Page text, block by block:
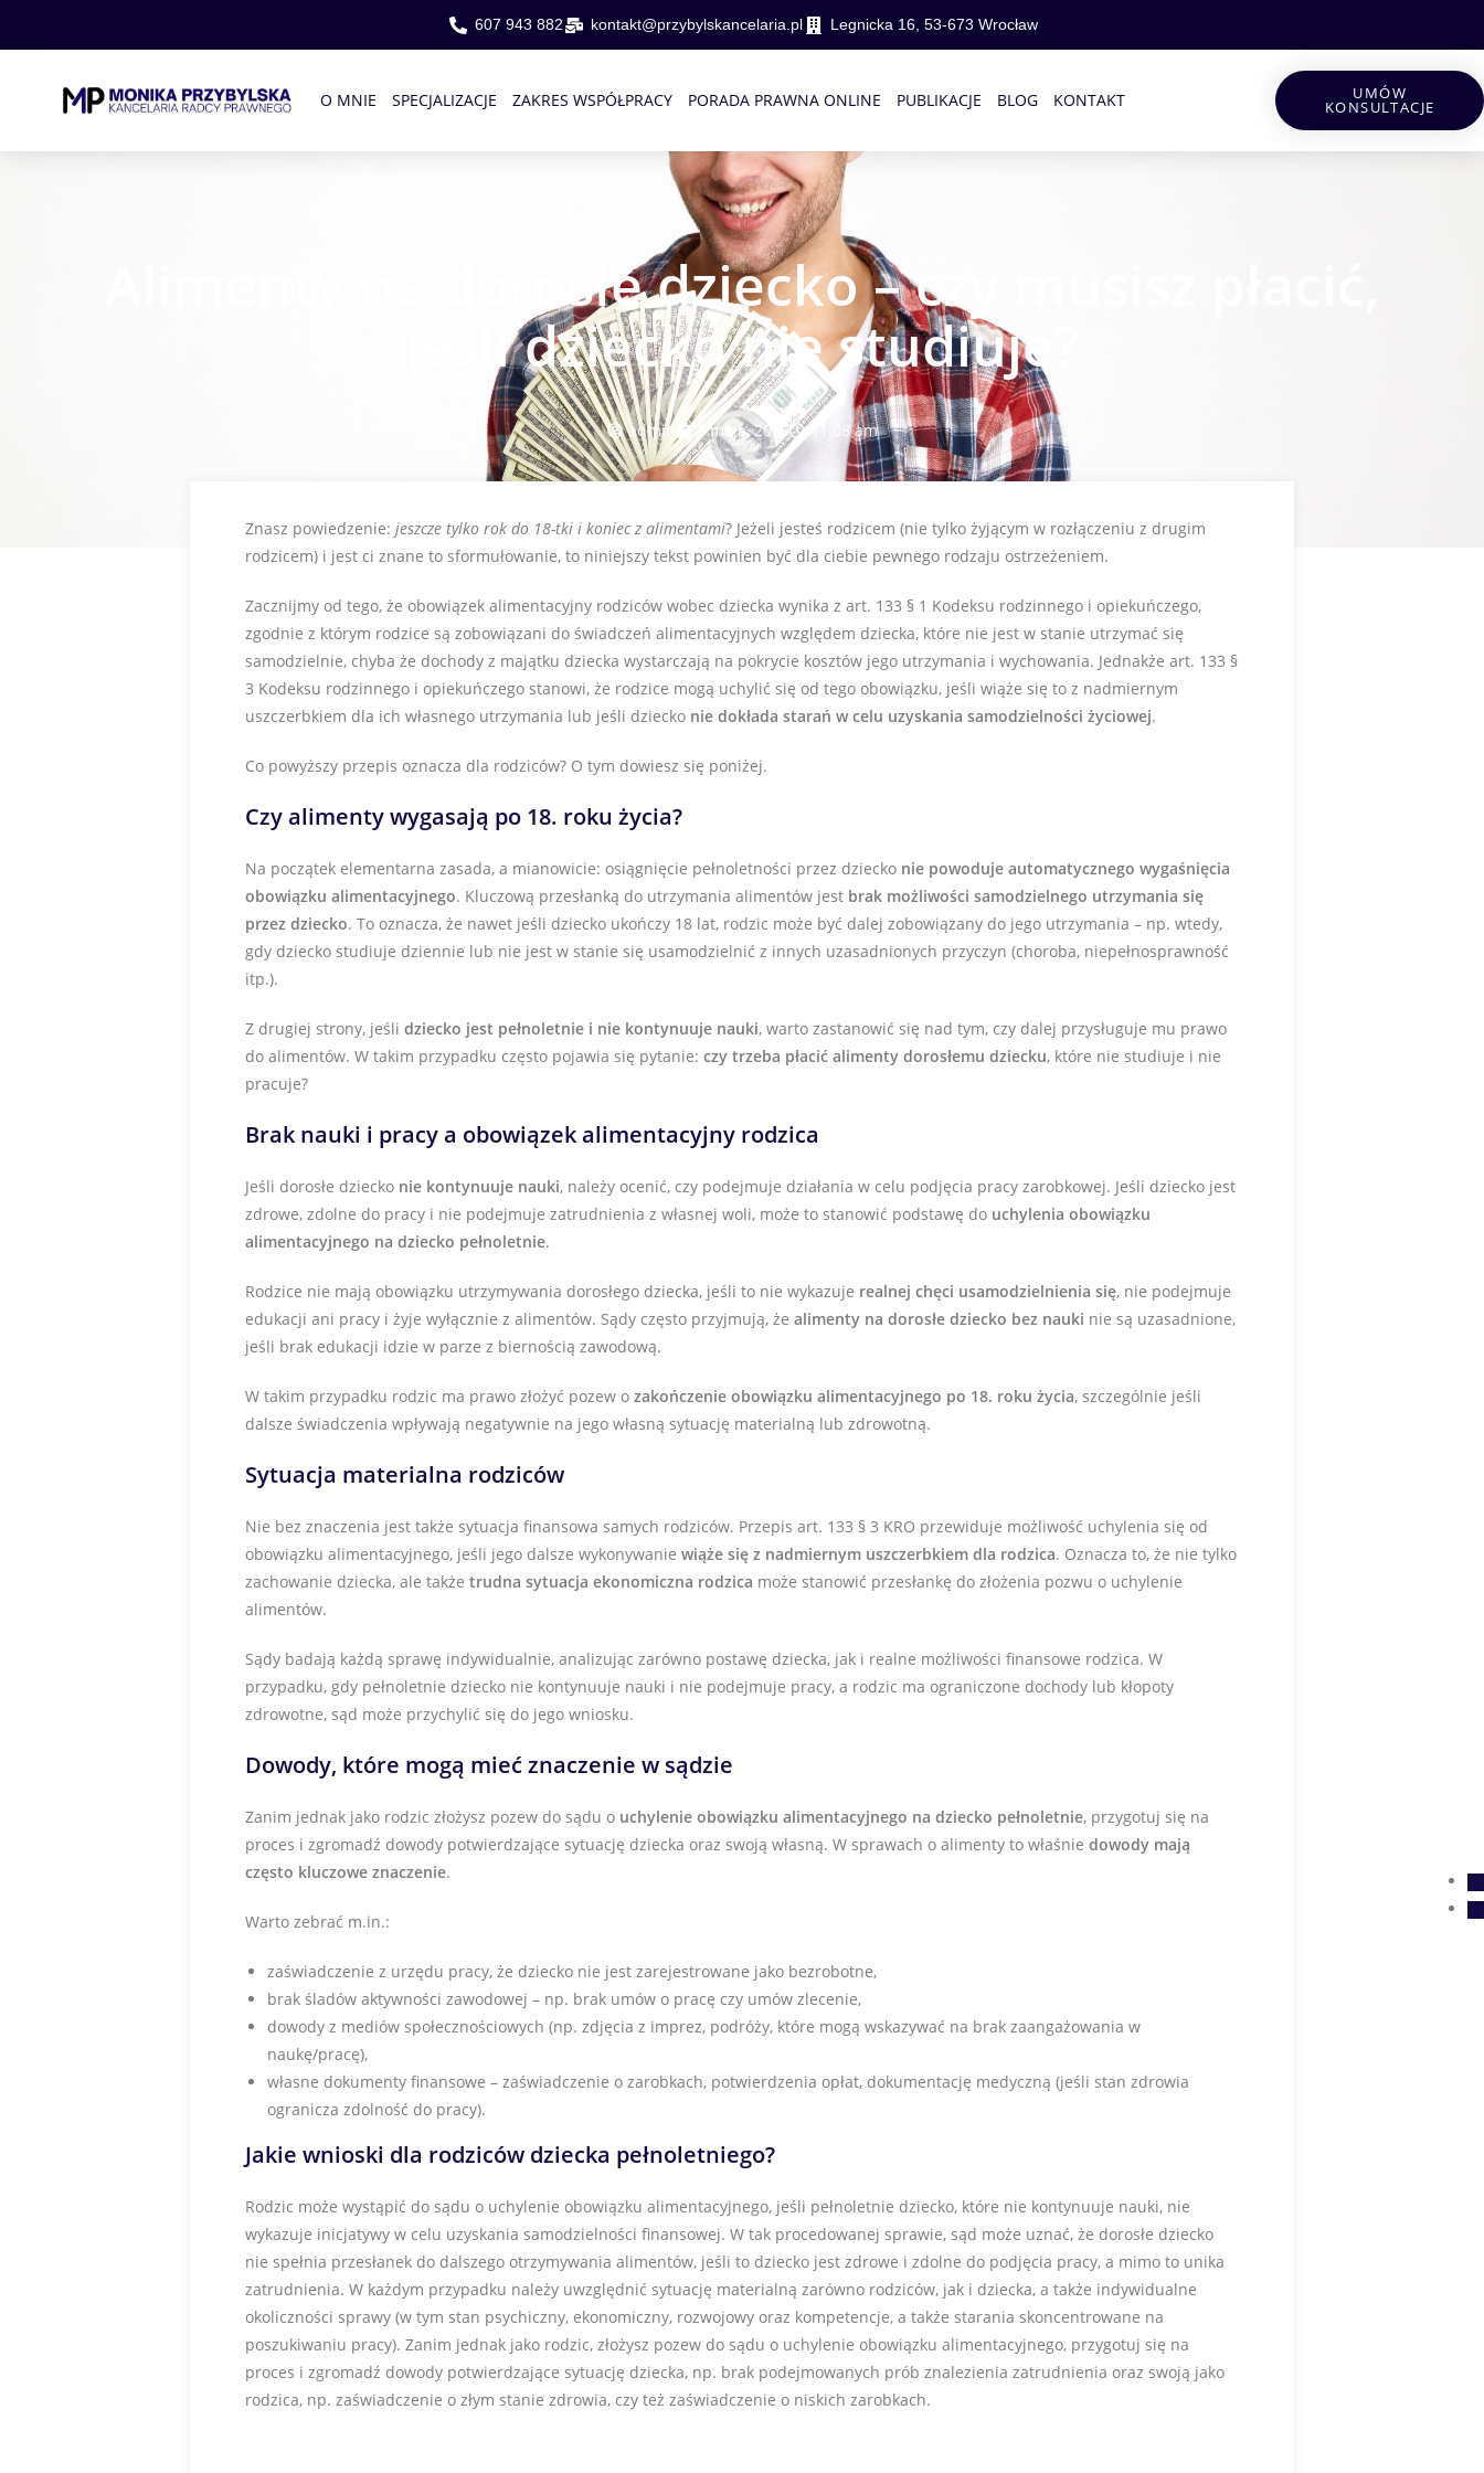
607 943 882 kontakt@przybylskancelaria.pl Legnicka 16, 53-673 Wrocław
O MNIE SPECJALIZACJE ZAKRES WSPÓŁPRACY PORADA PRAWNA ONLINE PUBLIKACJE BLOG KONTAKT UMÓW
KONSULTACJE
Alimenty na dorosłe dziecko – czy musisz płacić,
jeśli dziecko nie studiuje?
admin 7 maja, 2025 11:08 am
Znasz powiedzenie: jeszcze tylko rok do 18-tki i koniec z alimentami? Jeżeli jesteś rodzicem (nie tylko żyjącym w rozłączeniu z drugim
rodzicem) i jest ci znane to sformułowanie, to niniejszy tekst powinien być dla ciebie pewnego rodzaju ostrzeżeniem.
Zacznijmy od tego, że obowiązek alimentacyjny rodziców wobec dziecka wynika z art. 133 § 1 Kodeksu rodzinnego i opiekuńczego,
zgodnie z którym rodzice są zobowiązani do świadczeń alimentacyjnych względem dziecka, które nie jest w stanie utrzymać się
samodzielnie, chyba że dochody z majątku dziecka wystarczają na pokrycie kosztów jego utrzymania i wychowania. Jednakże art. 133 §
3 Kodeksu rodzinnego i opiekuńczego stanowi, że rodzice mogą uchylić się od tego obowiązku, jeśli wiąże się to z nadmiernym
uszczerbkiem dla ich własnego utrzymania lub jeśli dziecko nie dokłada starań w celu uzyskania samodzielności życiowej.
Co powyższy przepis oznacza dla rodziców? O tym dowiesz się poniżej.
Czy alimenty wygasają po 18. roku życia?
Na początek elementarna zasada, a mianowicie: osiągnięcie pełnoletności przez dziecko nie powoduje automatycznego wygaśnięcia
obowiązku alimentacyjnego. Kluczową przesłanką do utrzymania alimentów jest brak możliwości samodzielnego utrzymania się
przez dziecko. To oznacza, że nawet jeśli dziecko ukończy 18 lat, rodzic może być dalej zobowiązany do jego utrzymania – np. wtedy,
gdy dziecko studiuje dziennie lub nie jest w stanie się usamodzielnić z innych uzasadnionych przyczyn (choroba, niepełnosprawność
itp.).
Z drugiej strony, jeśli dziecko jest pełnoletnie i nie kontynuuje nauki, warto zastanowić się nad tym, czy dalej przysługuje mu prawo
do alimentów. W takim przypadku często pojawia się pytanie: czy trzeba płacić alimenty dorosłemu dziecku, które nie studiuje i nie
pracuje?
Brak nauki i pracy a obowiązek alimentacyjny rodzica
Jeśli dorosłe dziecko nie kontynuuje nauki, należy ocenić, czy podejmuje działania w celu podjęcia pracy zarobkowej. Jeśli dziecko jest
zdrowe, zdolne do pracy i nie podejmuje zatrudnienia z własnej woli, może to stanowić podstawę do uchylenia obowiązku
alimentacyjnego na dziecko pełnoletnie.
Rodzice nie mają obowiązku utrzymywania dorosłego dziecka, jeśli to nie wykazuje realnej chęci usamodzielnienia się, nie podejmuje
edukacji ani pracy i żyje wyłącznie z alimentów. Sądy często przyjmują, że alimenty na dorosłe dziecko bez nauki nie są uzasadnione,
jeśli brak edukacji idzie w parze z biernością zawodową.
W takim przypadku rodzic ma prawo złożyć pozew o zakończenie obowiązku alimentacyjnego po 18. roku życia, szczególnie jeśli
dalsze świadczenia wpływają negatywnie na jego własną sytuację materialną lub zdrowotną.
Sytuacja materialna rodziców
Nie bez znaczenia jest także sytuacja finansowa samych rodziców. Przepis art. 133 § 3 KRO przewiduje możliwość uchylenia się od
obowiązku alimentacyjnego, jeśli jego dalsze wykonywanie wiąże się z nadmiernym uszczerbkiem dla rodzica. Oznacza to, że nie tylko
zachowanie dziecka, ale także trudna sytuacja ekonomiczna rodzica może stanowić przesłankę do złożenia pozwu o uchylenie
alimentów.
Sądy badają każdą sprawę indywidualnie, analizując zarówno postawę dziecka, jak i realne możliwości finansowe rodzica. W
przypadku, gdy pełnoletnie dziecko nie kontynuuje nauki i nie podejmuje pracy, a rodzic ma ograniczone dochody lub kłopoty
zdrowotne, sąd może przychylić się do jego wniosku.
Dowody, które mogą mieć znaczenie w sądzie
Zanim jednak jako rodzic złożysz pozew do sądu o uchylenie obowiązku alimentacyjnego na dziecko pełnoletnie, przygotuj się na
proces i zgromadź dowody potwierdzające sytuację dziecka oraz swoją własną. W sprawach o alimenty to właśnie dowody mają
często kluczowe znaczenie.
Warto zebrać m.in.:
zaświadczenie z urzędu pracy, że dziecko nie jest zarejestrowane jako bezrobotne,
brak śladów aktywności zawodowej – np. brak umów o pracę czy umów zlecenie,
dowody z mediów społecznościowych (np. zdjęcia z imprez, podróży, które mogą wskazywać na brak zaangażowania w
naukę/pracę),
własne dokumenty finansowe – zaświadczenie o zarobkach, potwierdzenia opłat, dokumentację medyczną (jeśli stan zdrowia
ogranicza zdolność do pracy).
Jakie wnioski dla rodziców dziecka pełnoletniego?
Rodzic może wystąpić do sądu o uchylenie obowiązku alimentacyjnego, jeśli pełnoletnie dziecko, które nie kontynuuje nauki, nie
wykazuje inicjatywy w celu uzyskania samodzielności finansowej. W tak procedowanej sprawie, sąd może uznać, że dorosłe dziecko
nie spełnia przesłanek do dalszego otrzymywania alimentów, jeśli to dziecko jest zdrowe i zdolne do podjęcia pracy, a mimo to unika
zatrudnienia. W każdym przypadku należy uwzględnić sytuację materialną zarówno rodziców, jak i dziecka, a także indywidualne
okoliczności sprawy (w tym stan psychiczny, ekonomiczny, rozwojowy oraz kompetencje, a także starania skoncentrowane na
poszukiwaniu pracy). Zanim jednak jako rodzic, złożysz pozew do sądu o uchylenie obowiązku alimentacyjnego, przygotuj się na
proces i zgromadź dowody potwierdzające sytuację dziecka, np. brak podejmowanych prób znalezienia zatrudnienia oraz swoją jako
rodzica, np. zaświadczenie o złym stanie zdrowia, czy też zaświadczenie o niskich zarobkach.